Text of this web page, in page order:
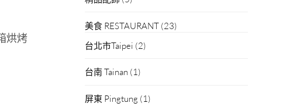
烘烤
美食 RESTAURANT (23)
台北市Taipei (2)
台南 Tainan (1)
屏東 Pingtung (1)